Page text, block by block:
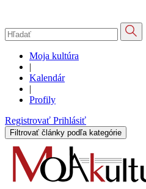
Moja kultúra
|
Kalendár
|
Profily
Registrovať Prihlásiť
Filtrovať články podľa kategórie